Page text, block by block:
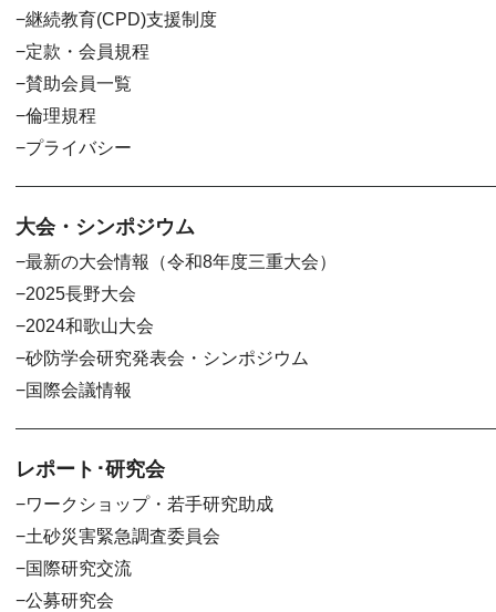
継続教育(CPD)支援制度
定款・会員規程
賛助会員一覧
倫理規程
プライバシー
大会・シンポジウム
最新の大会情報（令和8年度三重大会）
2025長野大会
2024和歌山大会
砂防学会研究発表会・シンポジウム
国際会議情報
レポート･研究会
ワークショップ・若手研究助成
土砂災害緊急調査委員会
国際研究交流
公募研究会